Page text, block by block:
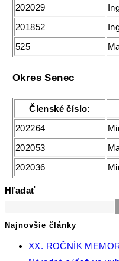
202029
201852
525
Okres Senec
Členské číslo:
202264
202053
202036
Hľadať
Najnovšie články
XX. ROČNÍK